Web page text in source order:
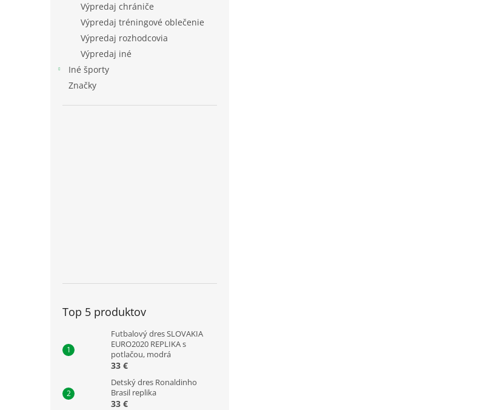
Výpredaj chrániče
Výpredaj tréningové oblečenie
Výpredaj rozhodcovia
Výpredaj iné
Iné športy
Značky
Top 5 produktov
Futbalový dres SLOVAKIA
EURO2020 REPLIKA s
potlačou, modrá
33 €
Detský dres Ronaldinho
Brasil replika
33 €